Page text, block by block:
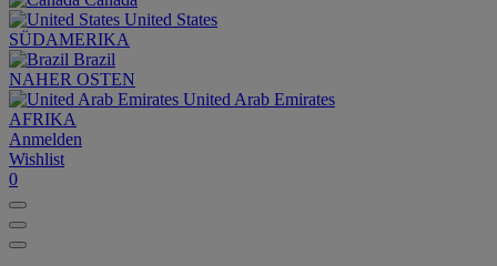
United States
SÜDAMERIKA
Brazil
NAHER OSTEN
United Arab Emirates
AFRIKA
Anmelden
Wishlist
0